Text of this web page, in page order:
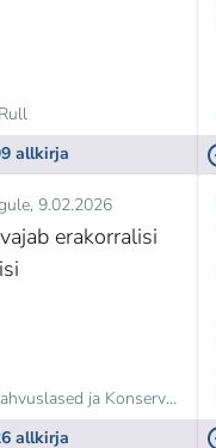
allkirja
9.02.2026
erakorralisi
Eesti Rahvuslased ja Konservatiivid,
allkirja